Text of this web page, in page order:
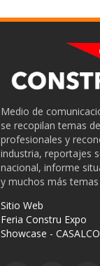
Medio de
se recopilan temas
profesionales y
industria, reportajes
nacional, informe
y muchos más
Sitio Web
Feria Constru Expo
Showcase - CASALCO